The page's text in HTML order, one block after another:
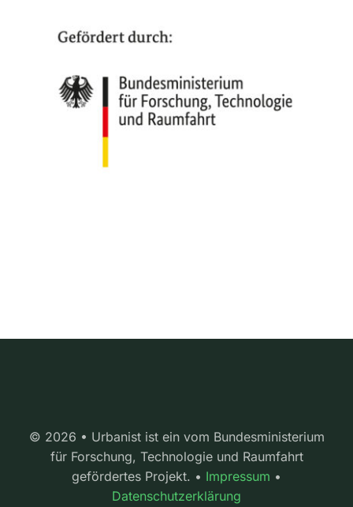
© 2026 • Urbanist ist ein vom Bundesministerium
für Forschung, Technologie und Raumfahrt
gefördertes Projekt. • Impressum •
Datenschutzerklärung